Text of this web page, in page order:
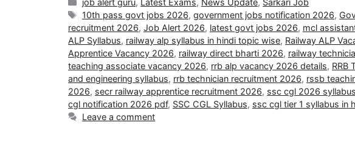
job alert guru, Latest Exams, News Update, Sarkari Job
10th pass govt jobs 2026,government jobs notification 2026,
recruitment 2026, Job Alert 2026, latest govt jobs 2026, mcl
ALP Syllabus, railway alp syllabus in hindi topic wise, Railway ALP
Apprentice Vacancy 2026, railway direct bharti 2026, railway
teaching associate vacancy 2026, rrb alp vacancy 2026 details, RRB
and engineering syllabus, rrb technician recruitment 2026, rssb
2026, secr railway apprentice recruitment 2026, ssc cgl 2026
cgl notification 2026 pdf, SSC CGL Syllabus, ssc cgl tier 1 syllabus in
Leave a comment